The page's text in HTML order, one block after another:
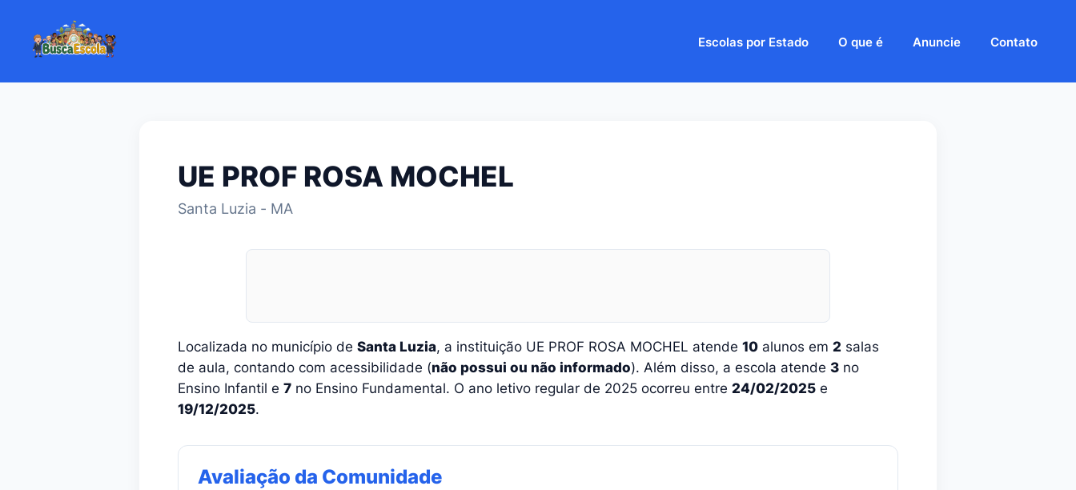
Escolas por Estado O que é Anuncie Contato
UE PROF ROSA MOCHEL
Santa Luzia - MA
Localizada no município de Santa Luzia, a instituição UE PROF ROSA MOCHEL atende 10 alunos em 2 salas
de aula, contando com acessibilidade (não possui ou não informado). Além disso, a escola atende 3 no
Ensino Infantil e 7 no Ensino Fundamental. O ano letivo regular de 2025 ocorreu entre 24/02/2025 e
19/12/2025.
Avaliação da Comunidade